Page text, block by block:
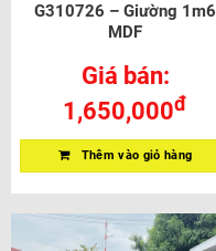
G310726 – Giường 1m6
MDF
Giá bán:
1,650,000đ
Thêm vào giỏ hàng